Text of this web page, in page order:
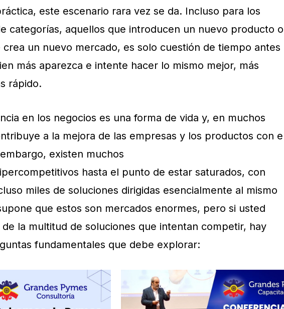
este escenario rara vez se da. Incluso para los
categorías, aquellos que introducen un nuevo producto o
crea un nuevo mercado, es solo cuestión de tiempo antes
más aparezca e intente hacer lo mismo mejor, más
rápido.
en los negocios es una forma de vida y, en muchos
a la mejora de las empresas y los productos con
existen muchos
hasta el punto de estar saturados, con
miles de soluciones dirigidas esencialmente al mismo
que estos son mercados enormes, pero si usted
la multitud de soluciones que intentan competir, hay
fundamentales que debe explorar: